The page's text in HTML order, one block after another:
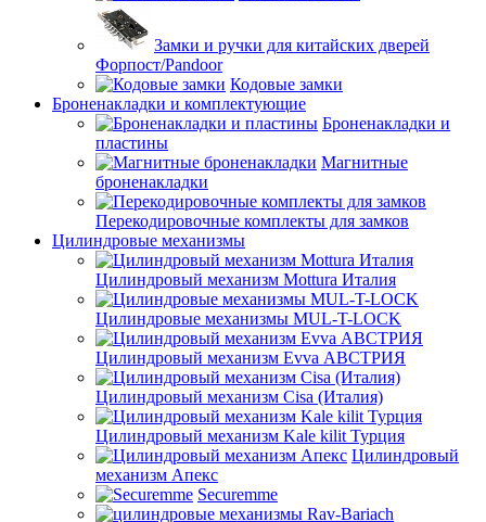
Замки и ручки для китайских дверей
Форпост/Раndoor
Кодовые замки
Броненакладки и комплектующие
Броненакладки и
пластины
Магнитные
броненакладки
Перекодировочные комплекты для замков
Цилиндровые механизмы
Цилиндровый механизм Mottura Италия
Цилиндровые механизмы MUL-T-LOCK
Цилиндровый механизм Evva АВСТРИЯ
Цилиндровый механизм Cisa (Италия)
Цилиндровый механизм Kale kilit Турция
Цилиндровый
механизм Апекс
Securemme